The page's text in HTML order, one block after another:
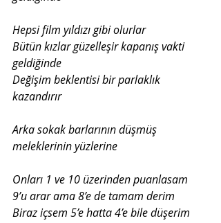
Bütün kızlar güzelleşir kapanış vakti
Değişim beklentisi bir parlaklık
kazandırır
Arka sokak barlarının düşmüş
meleklerinin yüzlerine
Biraz içsem 5’e hatta 4’e bile düşerim